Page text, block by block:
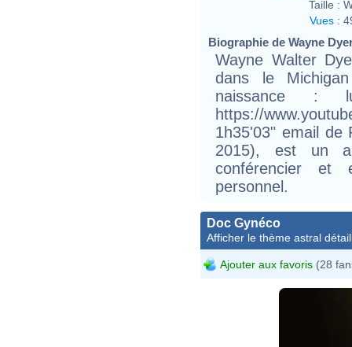
Taille :
Vues :
Biographie de Wayne
Wayne Walter
dans le
naissance :
https://
1h35'03" email de
2015), est un
conférencier et
personnel.
Doc Gynéco
Afficher le thème astral
Ajouter aux favoris (28